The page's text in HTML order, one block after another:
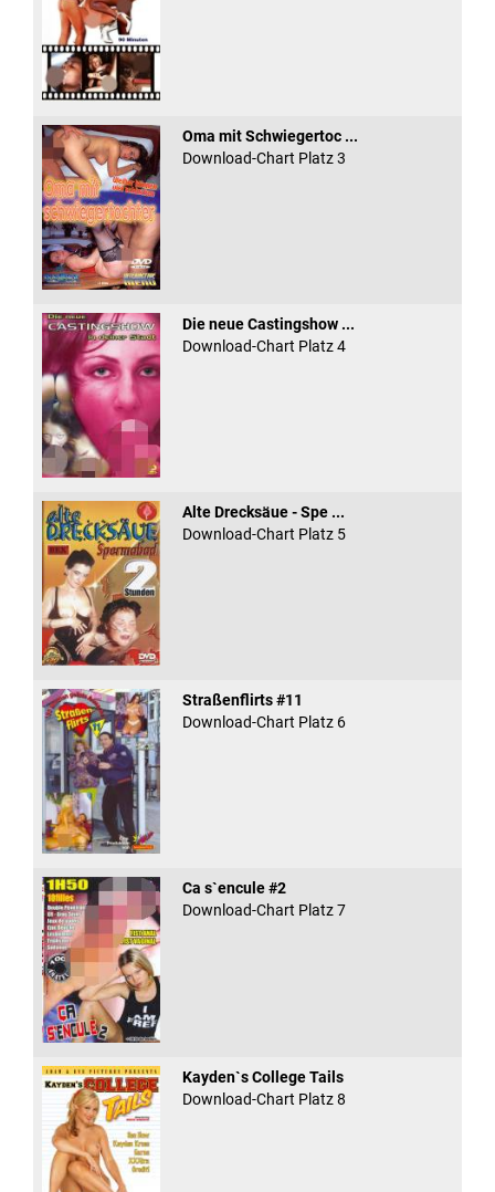
Oma mit Schwiegertoc ...
Download-Chart Platz 3
Die neue Castingshow ...
Download-Chart Platz 4
Alte Drecksäue - Spe ...
Download-Chart Platz 5
Straßenflirts #11
Download-Chart Platz 6
Ca s`encule #2
Download-Chart Platz 7
Kayden`s College Tails
Download-Chart Platz 8